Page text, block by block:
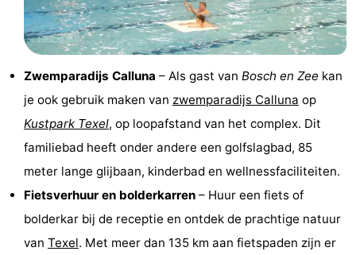
Uitkijkpunten
Attracties
Rondvaarten
Boerderijen
Minigolfbanen
Natuur
Zwemparadijs Calluna – Als gast van Bosch en Zee kan
je ook gebruik maken van zwemparadijs Calluna op
Kustpark Texel, op loopafstand van het complex. Dit
familiebad heeft onder andere een golfslagbad, 85
meter lange glijbaan, kinderbad en wellnessfaciliteiten.
Fietsverhuur en bolderkarren – Huur een fiets of
bolderkar bij de receptie en ontdek de prachtige natuur
van Texel. Met meer dan 135 km aan fietspaden zijn er